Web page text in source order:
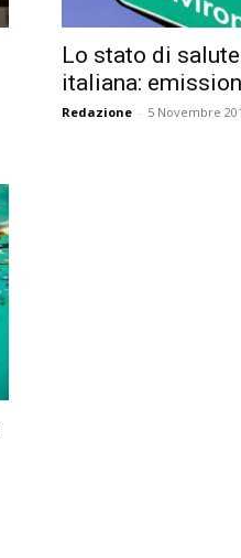
Lo stato di
italiana:
Redazione - 5 Novembre